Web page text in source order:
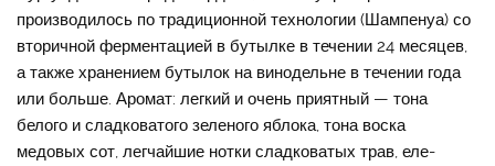
производилось по традиционной технологии (Шампенуа) со
вторичной ферментацией в бутылке в течении 24 месяцев,
а также хранением бутылок на винодельне в течении года
или больше. Аромат: легкий и очень приятный — тона
белого и сладковатого зеленого яблока, тона воска
медовых сот, легчайшие нотки сладковатых трав, еле-